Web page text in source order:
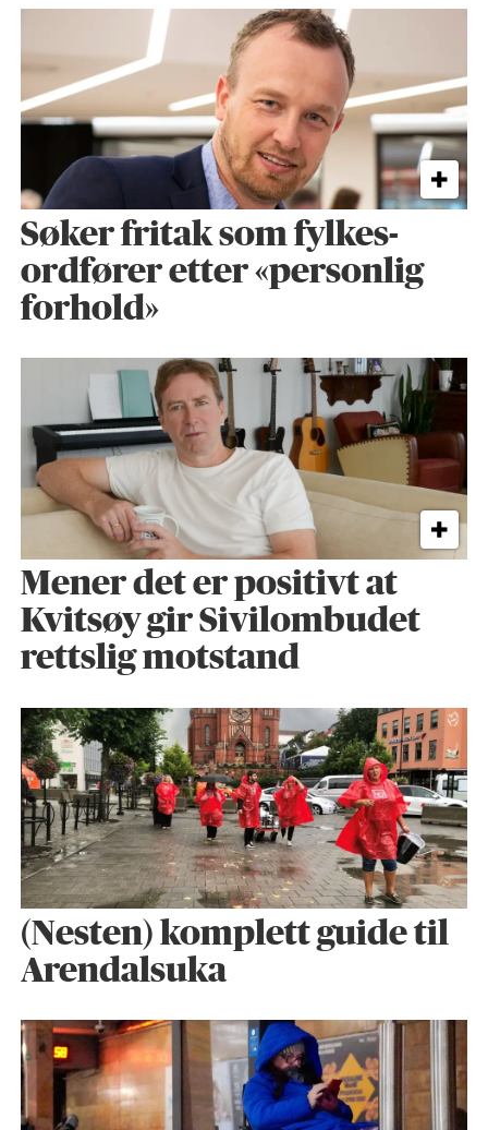
Søker fritak som fylkes­
ordfører etter «personlig
forhold»
Mener det er positivt at
Kvitsøy gir Sivilombudet
rettslig motstand
(Nesten) komplett guide til
Arendalsuka